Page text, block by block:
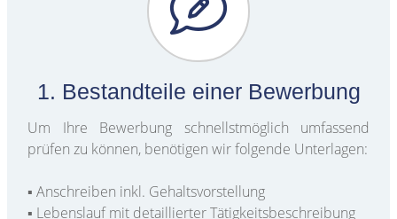
1. Bestandteile einer Bewerbung
Um Ihre Bewerbung schnellstmöglich umfassend
prüfen zu können, benötigen wir folgende Unterlagen:
▪ Anschreiben inkl. Gehaltsvorstellung
▪ Lebenslauf mit detaillierter Tätigkeitsbeschreibung